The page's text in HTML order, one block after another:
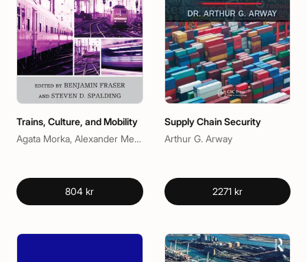
Trains, Culture, and Mobility
Agata Morka, Alexander Medcalf, Araceli Masterson-Algar, Benjamin Fraser, Colin Divall, Hiraku Shimoda, Hiroki Shin, Peter Soppelsa, Rowan Wilken, Samuel Gerald Collins, Steven D. Spalding, Tristan R. Grunow
804 kr
Supply Chain Security
Arthur G. Arway
2271 kr